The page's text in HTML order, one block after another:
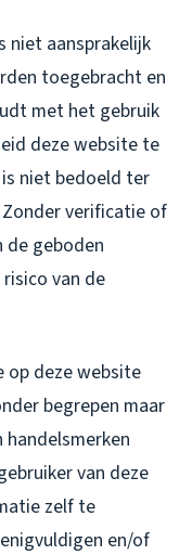
niet aansprakelijk
toegebracht en
met het gebruik
deze website te
niet bedoeld ter
verificatie of
de geboden
van de
op deze website
begrepen maar
van deze
zelf te
en/of